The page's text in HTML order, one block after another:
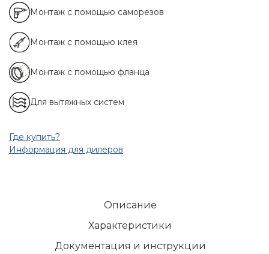
Монтаж с помощью саморезов
Монтаж с помощью клея
Монтаж с помощью фланца
Для вытяжных систем
Где купить?
Информация для дилеров
Описание
Характеристики
Документация и инструкции